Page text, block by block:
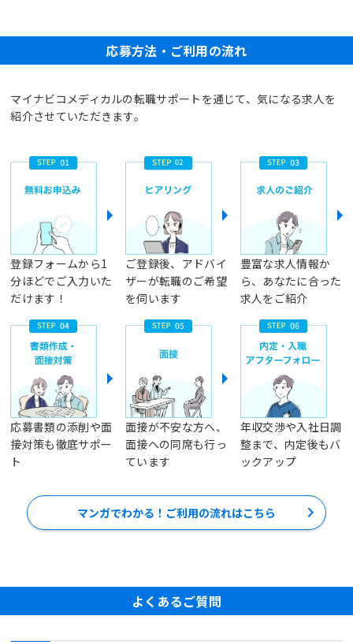
応募方法・ご利用の流れ
マイナビコメディカルの転職サポートを通じて、気になる求人を
紹介させていただきます。
登録フォームから1
分ほどでご入力いた
だけます！
ご登録後、アドバイ
ザーが転職のご希望
を伺います
豊富な求人情報か
ら、あなたに合った
求人をご紹介
応募書類の添削や面
接対策も徹底サポー
ト
面接が不安な方へ、
面接への同席も行っ
ています
年収交渉や入社日調
整まで、内定後もバ
ックアップ
マンガでわかる！ご利用の流れはこちら
よくあるご質問